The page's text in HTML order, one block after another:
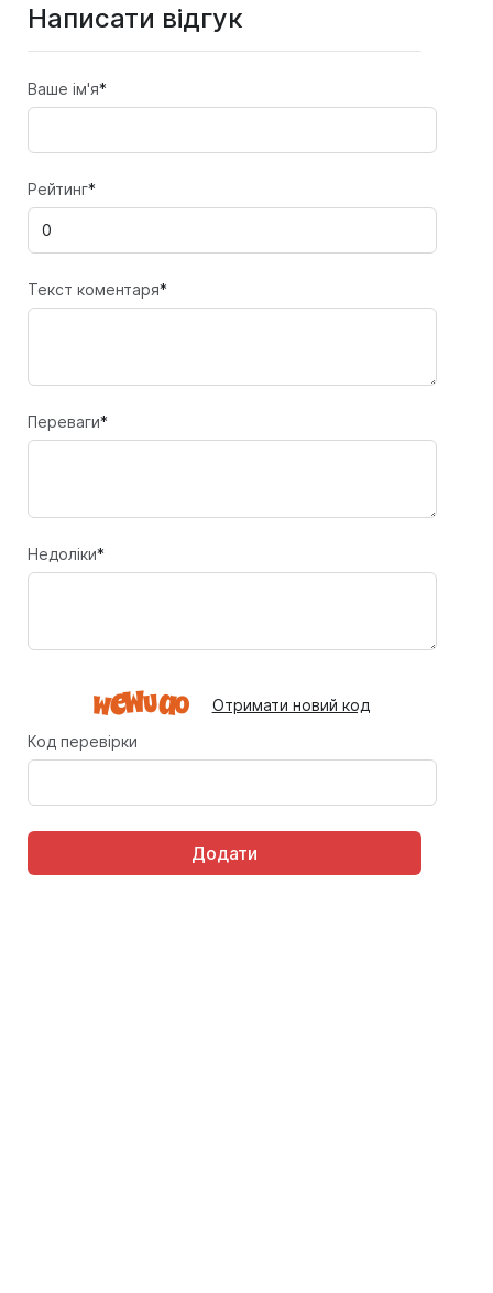
Написати відгук
Ваше ім'я*
Рейтинг*
Текст коментаря*
Переваги*
Недоліки*
Отримати новий код
Код перевірки